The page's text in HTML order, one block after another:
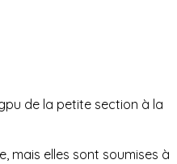
de la petite section à la
mais elles sont soumises à